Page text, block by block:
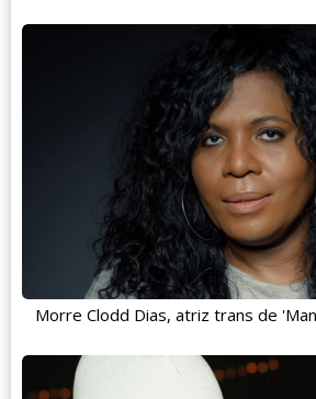
Morre Clodd Dias, atriz trans de